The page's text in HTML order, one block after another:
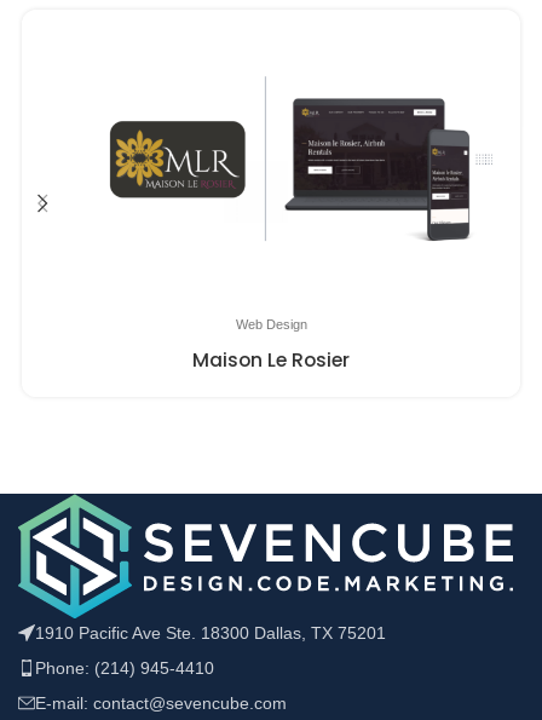
Web Design
Maison Le Rosier
1910 Pacific Ave Ste. 18300 Dallas, TX 75201
Phone: (214) 945-4410
E-mail: contact@sevencube.com